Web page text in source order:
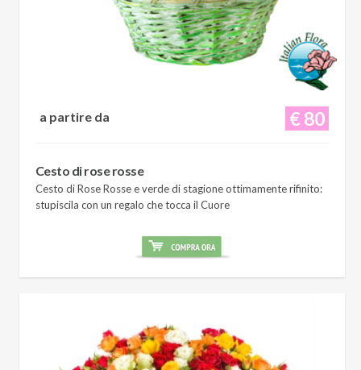
€ 80
a partire da
Cesto di rose rosse
Cesto di Rose Rosse e verde di stagione ottimamente rifinito:
stupiscila con un regalo che tocca il Cuore